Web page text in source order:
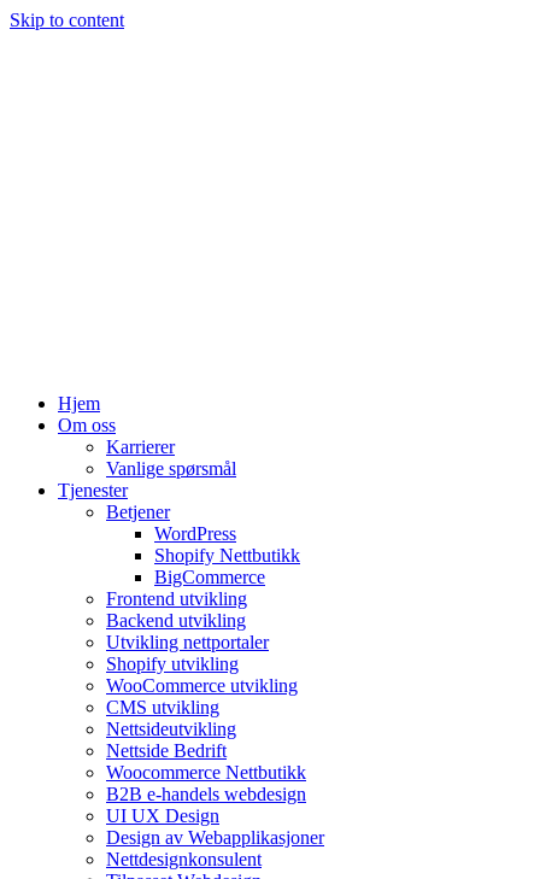
Skip to content
Hjem
Om oss
Karrierer
Vanlige spørsmål
Tjenester
Betjener
WordPress
Shopify Nettbutikk
BigCommerce
Frontend utvikling
Backend utvikling
Utvikling nettportaler
Shopify utvikling
WooCommerce utvikling
CMS utvikling
Nettsideutvikling
Nettside Bedrift
Woocommerce Nettbutikk
B2B e-handels webdesign
UI UX Design
Design av Webapplikasjoner
Nettdesignkonsulent